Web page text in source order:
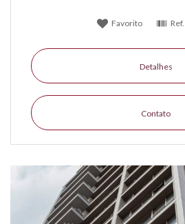
Favorito Ref.
Detalhes
Contato